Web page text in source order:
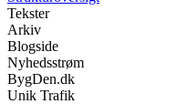
Tekster
Arkiv
Blogside
Nyhedsstrøm
BygDen.dk
Unik Trafik